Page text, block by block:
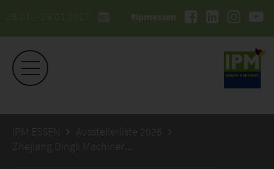
26.01. - 29.01.2027 #ipmessen
IPM ESSEN
Ausstellerliste 2026
Zhejiang Dingli Machinery Co.,Ltd